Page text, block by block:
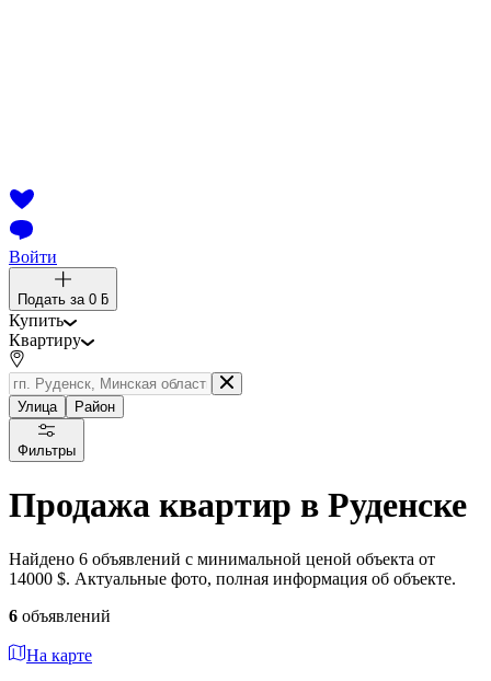
Войти
Подать за 0 ƃ
Купить
Квартиру
Улица Район
Фильтры
Продажа квартир в Руденске
Найдено 6 объявлений с минимальной ценой объекта от
14000 $. Актуальные фото, полная информация об объекте.
6 объявлений
На карте